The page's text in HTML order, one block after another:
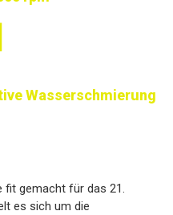
Wasserschmierung
fit gemacht für das 21.
es sich um die